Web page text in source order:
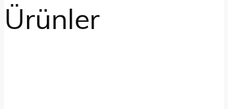
Ürünler